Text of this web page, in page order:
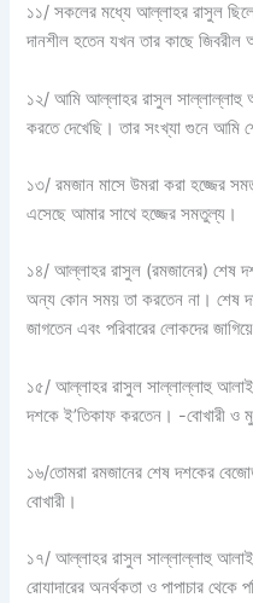
১১/ সকলের মধ্যে আল্লাহর রাসুল
দানশীল হতেন যখন তার কাছে
১২/ আমি আল্লাহর রাসুল সাল্লাল্লাহু
করতে দেখেছি। তার সংখ্যা গুনে আমি
১৩/ রমজান মাসে উমরা করা হজ্জের
এসেছে আমার সাথে হজ্জের সমতুল্য।
১৪/ আল্লাহর রাসুল (রমজানের) শেষ
অন্য কোন সময় তা করতেন না। শেষ
জাগতেন এবং পরিবারের লোকদের
১৫/ আল্লাহর রাসুল সাল্লাল্লাহু
দশকে ই’তিকাফ করতেন। -বোখারী ও
১৬/তোমরা রমজানের শেষ দশকের
বোখারী।
১৭/ আল্লাহর রাসুল সাল্লাল্লাহু
রোযাদারের অনর্থকতা ও পাপাচার